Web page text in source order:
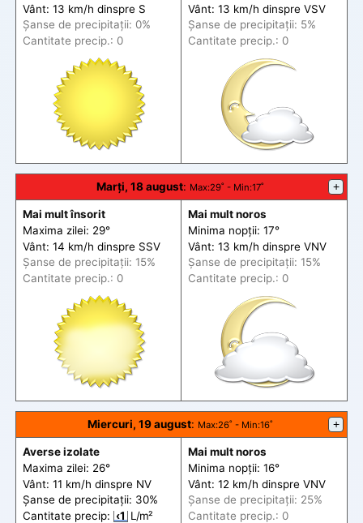
Vânt: 13 km/h dinspre S
Șanse de precipitații: 0%
Cantitate precip.: 0
Vânt: 13 km/h dinspre VSV
Șanse de precipitații: 5%
Cantitate precip.: 0
Marți, 18 august: Max:29˚ - Min:17˚ +
Mai mult însorit
Maxima zilei: 29°
Vânt: 14 km/h dinspre SSV
Șanse de precipitații: 15%
Cantitate precip.: 0
Mai mult noros
Minima nopții: 17°
Vânt: 13 km/h dinspre VNV
Șanse de precipitații: 15%
Cantitate precip.: 0
Miercuri, 19 august: Max:26˚ - Min:16˚ +
Averse izolate
Maxima zilei: 26°
Vânt: 11 km/h dinspre NV
Șanse de precipitații: 30%
Cantitate precip: ‹1 L/m²
Mai mult noros
Minima nopții: 16°
Vânt: 12 km/h dinspre VNV
Șanse de precipitații: 25%
Cantitate precip.: 0